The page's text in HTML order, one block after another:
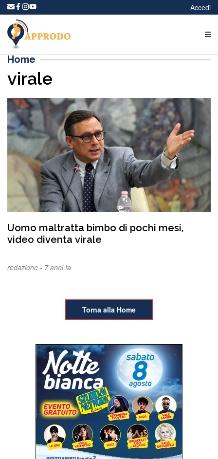
Accedi
Home
virale
Uomo maltratta bimbo di pochi mesi,
video diventa virale
redazione - 7 anni fa
Torna alla Home